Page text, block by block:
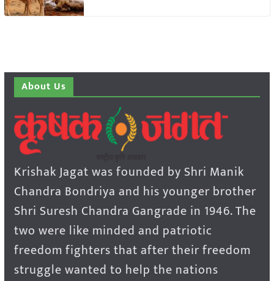
About Us
Krishak Jagat was founded by Shri Manik
Chandra Bondriya and his younger brother
Shri Suresh Chandra Gangrade in 1946. The
two were like minded and patriotic
freedom fighters that after their freedom
struggle wanted to help the nations